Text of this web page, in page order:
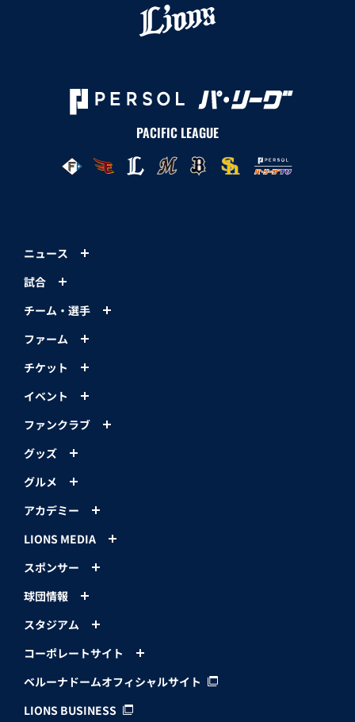
PACIFIC LEAGUE
ニュース
試合
チーム・選手
ファーム
チケット
イベント
ファンクラブ
グッズ
グルメ
アカデミー
LIONS MEDIA
スポンサー
球団情報
スタジアム
コーポレートサイト
ベルーナドームオフィシャルサイト
LIONS BUSINESS